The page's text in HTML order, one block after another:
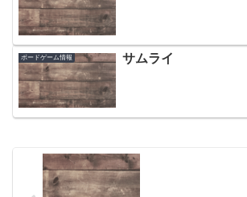
ボードゲーム情報 サムライ